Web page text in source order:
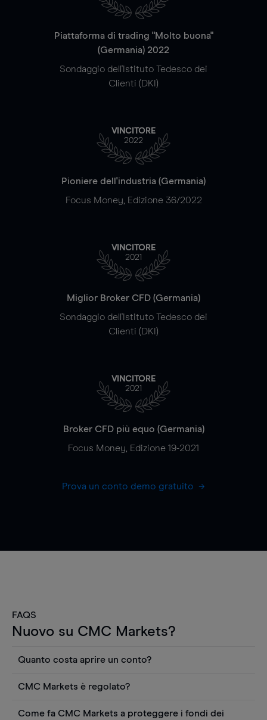
Piattaforma di trading "Molto buona"
(Germania) 2022
Sondaggio dell'Istituto Tedesco dei
Clienti (DKI)
VINCITORE
2022
Pioniere dell'industria (Germania)
Focus Money, Edizione 36/2022
VINCITORE
2021
Miglior Broker CFD (Germania)
Sondaggio dell'Istituto Tedesco dei
Clienti (DKI)
VINCITORE
2021
Broker CFD più equo (Germania)
Focus Money, Edizione 19-2021
Prova un conto demo gratuito
FAQS
Nuovo su CMC Markets?
Quanto costa aprire un conto?
Puoi anche visualizzare gratuitamente i prezzi e
utilizzare strumenti come grafici, notizie Reuters
CMC Markets è regolato?
Come fa CMC Markets a proteggere i fondi dei